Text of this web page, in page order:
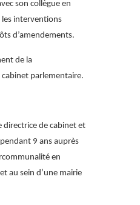
son collègue en
les interventions
d’amendements.
de la
parlementaire.
directrice de cabinet et
9 ans auprès
en
au sein d’une mairie